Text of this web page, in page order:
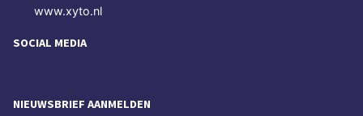
www.xyto.nl
SOCIAL MEDIA
NIEUWSBRIEF AANMELDEN